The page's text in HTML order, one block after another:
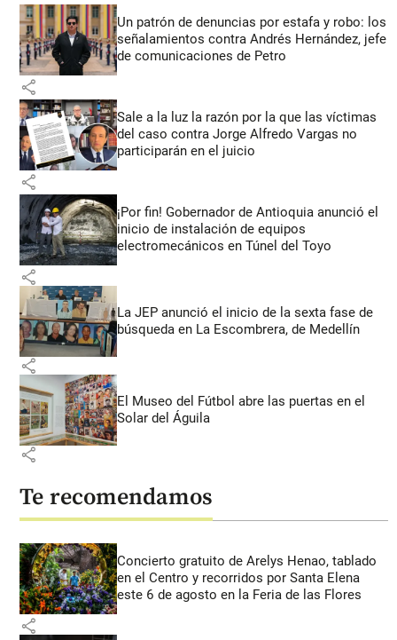
Un patrón de denuncias por estafa y robo: los
señalamientos contra Andrés Hernández, jefe
de comunicaciones de Petro
share
Sale a la luz la razón por la que las víctimas
del caso contra Jorge Alfredo Vargas no
participarán en el juicio
share
¡Por fin! Gobernador de Antioquia anunció el
inicio de instalación de equipos
electromecánicos en Túnel del Toyo
share
La JEP anunció el inicio de la sexta fase de
búsqueda en La Escombrera, de Medellín
share
El Museo del Fútbol abre las puertas en el
Solar del Águila
share
Te recomendamos
Concierto gratuito de Arelys Henao, tablado
en el Centro y recorridos por Santa Elena
este 6 de agosto en la Feria de las Flores
share